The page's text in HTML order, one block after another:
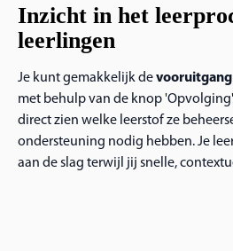
Inzicht in het
leerlingen
Je kunt gemakkelijk devooruitgang
met behulp van de knop
direct zien welke leerstof ze
ondersteuning nodig hebben. Je
aan de slag terwijl jij snelle,